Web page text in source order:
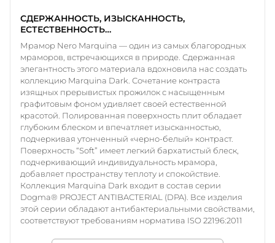
СДЕРЖАННОСТЬ, ИЗЫСКАННОСТЬ,
ЕСТЕСТВЕННОСТЬ…
Мрамор Nero Marquina — один из самых благородных
мраморов, встречающихся в природе. Сдержанная
элегантность этого материала вдохновила нас создать
коллекцию Marquina Dark. Сочетание контраста
изящных прерывистых прожилок с насыщенным
графитовым фоном удивляет своей естественной
красотой. Полированная поверхность плит обладает
глубоким блеском и впечатляет изысканностью,
подчеркивая утонченный «черно-белый» контраст.
Поверхность “Soft” имеет легкий бархатистый блеск,
подчеркивающий индивидуальность мрамора,
добавляет пространству теплоту и спокойствие.
Коллекция Marquina Dark входит в состав серии
Dogma® PROJECT ANTIBACTERIAL (DPA). Все изделия
этой серии обладают антибактериальными свойствами,
соответствуют требованиям норматива ISO 22196:2011